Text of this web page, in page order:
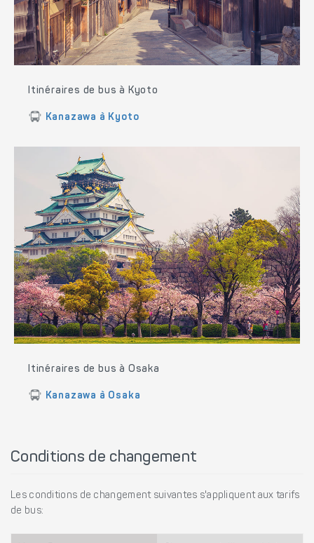
Itinéraires de bus à Kyoto
Kanazawa à Kyoto
Itinéraires de bus à Osaka
Kanazawa à Osaka
Conditions de changement
Les conditions de changement suivantes s'appliquent aux tarifs
de bus: